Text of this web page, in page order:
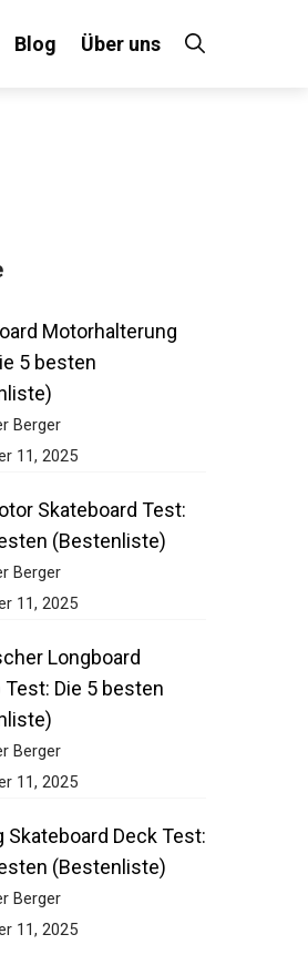
Blog Über uns
Motorhalterung
5 besten
Berger
11, 2025
Skateboard Test:
(Bestenliste)
Berger
11, 2025
Longboard
Die 5 besten
Berger
11, 2025
Deck
5 besten
Berger